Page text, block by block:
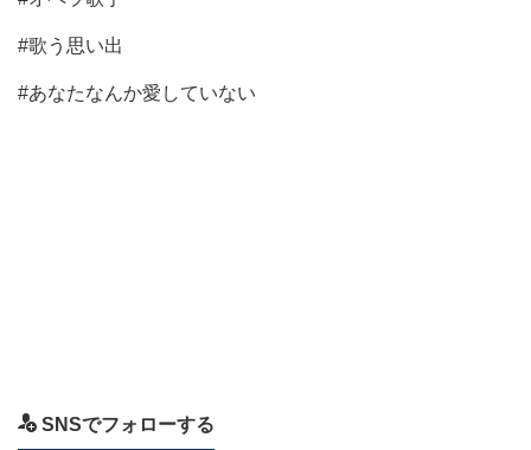
#歌う思い出
#あなたなんか愛していない
SNSでフォローする